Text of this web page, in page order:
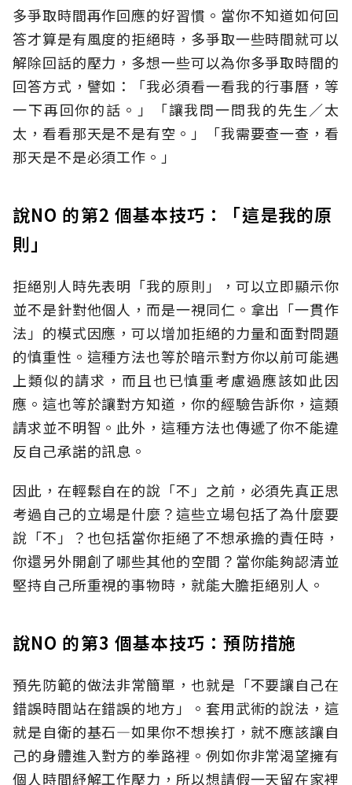
多爭取時間再作回應的好習慣。當你不知道如何回
答才算是有風度的拒絕時，多爭取一些時間就可以
解除回話的壓力，多想一些可以為你多爭取時間的
回答方式，譬如：「我必須看一看我的行事曆，等
一下再回你的話。」「讓我問一問我的先生／太
太，看看那天是不是有空。」「我需要查一查，看
那天是不是必須工作。」
說NO 的第2 個基本技巧：「這是我的原
則」
拒絕別人時先表明「我的原則」，可以立即顯示你
並不是針對他個人，而是一視同仁。拿出「一貫作
法」的模式因應，可以增加拒絕的力量和面對問題
的慎重性。這種方法也等於暗示對方你以前可能遇
上類似的請求，而且也已慎重考慮過應該如此因
應。這也等於讓對方知道，你的經驗告訴你，這類
請求並不明智。此外，這種方法也傳遞了你不能違
反自己承諾的訊息。
因此，在輕鬆自在的說「不」之前，必須先真正思
考過自己的立場是什麼？這些立場包括了為什麼要
說「不」？也包括當你拒絕了不想承擔的責任時，
你還另外開創了哪些其他的空間？當你能夠認清並
堅持自己所重視的事物時，就能大膽拒絕別人。
說NO 的第3 個基本技巧：預防措施
預先防範的做法非常簡單，也就是「不要讓自己在
錯誤時間站在錯誤的地方」。套用武術的說法，這
就是自衛的基石—如果你不想挨打，就不應該讓自
己的身體進入對方的拳路裡。例如你非常渴望擁有
個人時間紓解工作壓力，所以想請假一天留在家裡